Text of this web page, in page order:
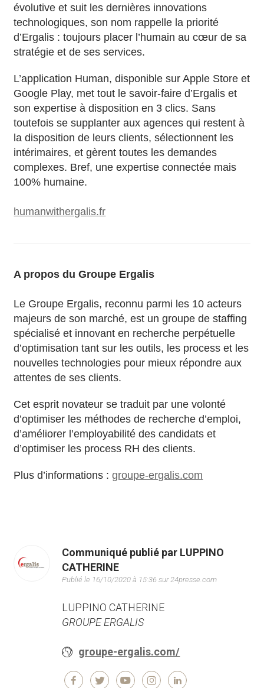
évolutive et suit les dernières innovations
technologiques, son nom rappelle la priorité
d’Ergalis : toujours placer l’humain au cœur de sa
stratégie et de ses services.
L’application Human, disponible sur Apple Store et
Google Play, met tout le savoir-faire d’Ergalis et
son expertise à disposition en 3 clics. Sans
toutefois se supplanter aux agences qui restent à
la disposition de leurs clients, sélectionnent les
intérimaires, et gèrent toutes les demandes
complexes. Bref, une expertise connectée mais
100% humaine.
humanwithergalis.fr
A propos du Groupe Ergalis
Le Groupe Ergalis, reconnu parmi les 10 acteurs
majeurs de son marché, est un groupe de staffing
spécialisé et innovant en recherche perpétuelle
d’optimisation tant sur les outils, les process et les
nouvelles technologies pour mieux répondre aux
attentes de ses clients.
Cet esprit novateur se traduit par une volonté
d’optimiser les méthodes de recherche d’emploi,
d’améliorer l’employabilité des candidats et
d’optimiser les process RH des clients.
Plus d’informations :groupe-ergalis.com
Communiqué publié par LUPPINO
CATHERINE
Publié le 16/10/2020 à 15:36 sur 24presse.com
LUPPINO CATHERINE
GROUPE ERGALIS
groupe-ergalis.com/